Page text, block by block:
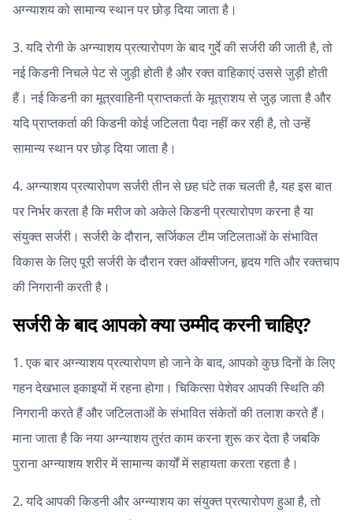
अग्न्याशय को सामान्य स्थान पर छोड़ दिया जाता है।
3. यदि रोगी के अग्न्याशय प्रत्यारोपण के बाद गुर्दे की सर्जरी की जाती है, तो
नई किडनी निचले पेट से जुड़ी होती है और रक्त वाहिकाएं उससे जुड़ी होती
हैं। नई किडनी का मूत्रवाहिनी प्राप्तकर्ता के मूत्राशय से जुड़ जाता है और
यदि प्राप्तकर्ता की किडनी कोई जटिलता पैदा नहीं कर रही है, तो उन्हें
सामान्य स्थान पर छोड़ दिया जाता है।
4. अग्न्याशय प्रत्यारोपण सर्जरी तीन से छह घंटे तक चलती है, यह इस बात
पर निर्भर करता है कि मरीज को अकेले किडनी प्रत्यारोपण करना है या
संयुक्त सर्जरी। सर्जरी के दौरान, सर्जिकल टीम जटिलताओं के संभावित
विकास के लिए पूरी सर्जरी के दौरान रक्त ऑक्सीजन, हृदय गति और रक्तचाप
की निगरानी करती है।
सर्जरी के बाद आपको क्या उम्मीद करनी चाहिए?
1. एक बार अग्न्याशय प्रत्यारोपण हो जाने के बाद, आपको कुछ दिनों के लिए
गहन देखभाल इकाइयों में रहना होगा। चिकित्सा पेशेवर आपकी स्थिति की
निगरानी करते हैं और जटिलताओं के संभावित संकेतों की तलाश करते हैं।
माना जाता है कि नया अग्न्याशय तुरंत काम करना शुरू कर देता है जबकि
पुराना अग्न्याशय शरीर में सामान्य कार्यों में सहायता करता रहता है।
2. यदि आपकी किडनी और अग्न्याशय का संयुक्त प्रत्यारोपण हुआ है, तो